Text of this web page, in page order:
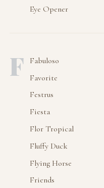
Eye Opener
F
Fabuloso
Favorite
Festrus
Fiesta
Flor Tropical
Fluffy Duck
Flying Horse
Friends